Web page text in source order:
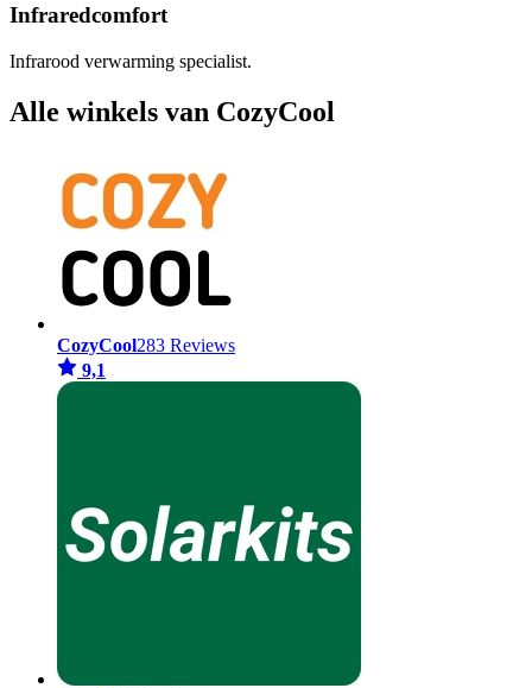
Infraredcomfort
Infrarood verwarming specialist.
Alle winkels van CozyCool
CozyCool283 Reviews
9,1